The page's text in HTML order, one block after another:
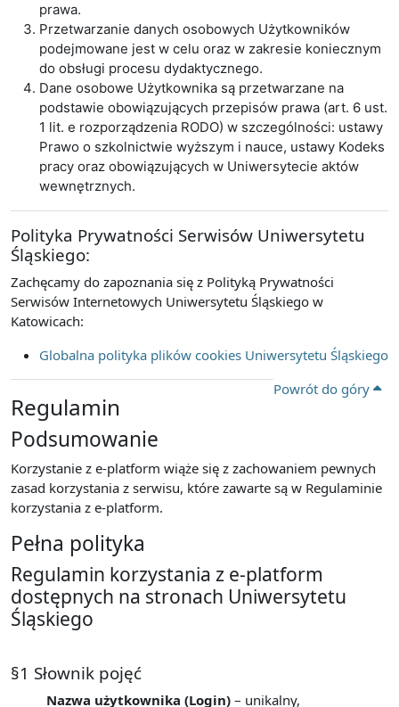
prawa.
Przetwarzanie danych osobowych Użytkowników
podejmowane jest w celu oraz w zakresie koniecznym
do obsługi procesu dydaktycznego.
Dane osobowe Użytkownika są przetwarzane na
podstawie obowiązujących przepisów prawa (art. 6 ust.
1 lit. e rozporządzenia RODO) w szczególności: ustawy
Prawo o szkolnictwie wyższym i nauce, ustawy Kodeks
pracy oraz obowiązujących w Uniwersytecie aktów
wewnętrznych.
Polityka Prywatności Serwisów Uniwersytetu
Śląskiego:
Zachęcamy do zapoznania się z Polityką Prywatności
Serwisów Internetowych Uniwersytetu Śląskiego w
Katowicach:
Globalna polityka plików cookies Uniwersytetu Śląskiego
Powrót do góry
Regulamin
Podsumowanie
Korzystanie z e-platform wiąże się z zachowaniem pewnych
zasad korzystania z serwisu, które zawarte są w Regulaminie
korzystania z e-platform.
Pełna polityka
Regulamin korzystania z e-platform
dostępnych na stronach Uniwersytetu
Śląskiego
§1 Słownik pojęć
Nazwa użytkownika (Login) – unikalny,